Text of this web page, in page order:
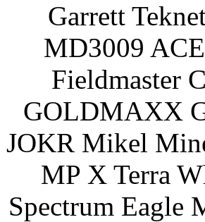
Garrett
MD3009
Fieldmaster
GOLDMAXX
JOKR Mikel
MP X Terra
Spectrum Eagle